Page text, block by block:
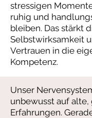
stressigen
ruhig und
bleiben. Das stärkt
Selbstwirksamkeit
Vertrauen in die
Kompetenz.
Unser
unbewusst auf
Erfahrungen.